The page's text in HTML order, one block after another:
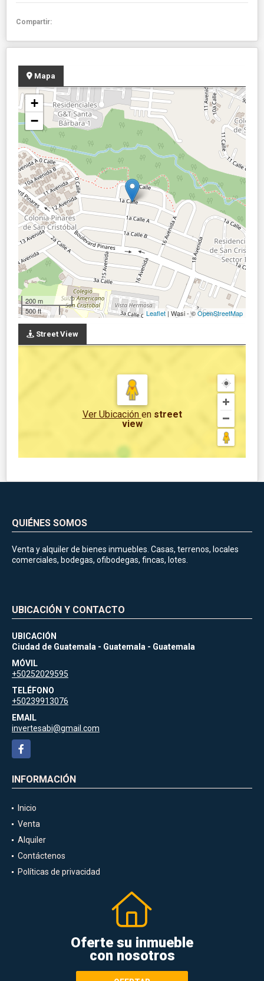
Compartir:
Mapa
+
−
200 m
500 ft
Leaflet | Wasi - ©OpenStreetMap
Street View
Ver Ubicación en street
view
QUIÉNES SOMOS
Venta y alquiler de bienes inmuebles. Casas, terrenos, locales
comerciales, bodegas, ofibodegas, fincas, lotes.
UBICACIÓN Y CONTACTO
UBICACIÓN
Ciudad de Guatemala - Guatemala - Guatemala
MÓVIL
+50252029595
TELÉFONO
+50239913076
EMAIL
invertesabi@gmail.com
Facebook
INFORMACIÓN
Inicio
Venta
Alquiler
Contáctenos
Políticas de privacidad
Oferte su inmueble
con nosotros